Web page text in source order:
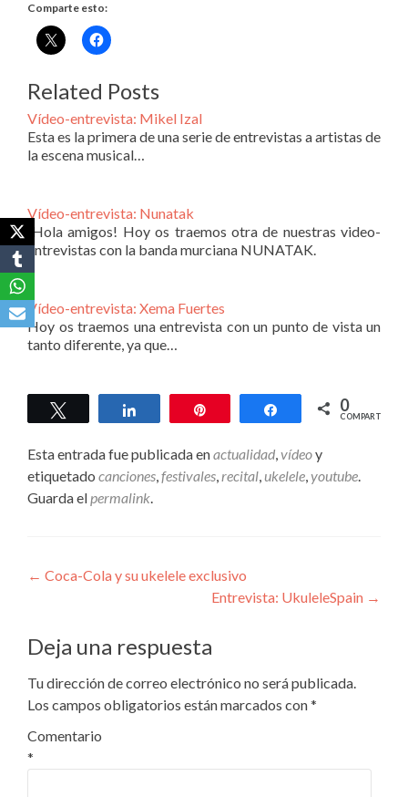
Comparte esto:
Related Posts
Vídeo-entrevista: Mikel Izal
Esta es la primera de una serie de entrevistas a artistas de
la escena musical…
Vídeo-entrevista: Nunatak
¡Hola amigos! Hoy os traemos otra de nuestras video-
entrevistas con la banda murciana NUNATAK.
Vídeo-entrevista: Xema Fuertes
Hoy os traemos una entrevista con un punto de vista un
tanto diferente, ya que…
Twittear Compartir Compartir
0
COMPARTIR
Esta entrada fue publicada enactualidad,vídeoy
etiquetado canciones,festivales,recital,ukelele,youtube.
Guarda elpermalink.
Navegación
entradas
← Coca-Cola y su ukelele exclusivo
Entrevista: UkuleleSpain →
Deja una respuesta
Tu dirección de correo electrónico no será publicada.
Los campos obligatorios están marcados con*
Comentario
*